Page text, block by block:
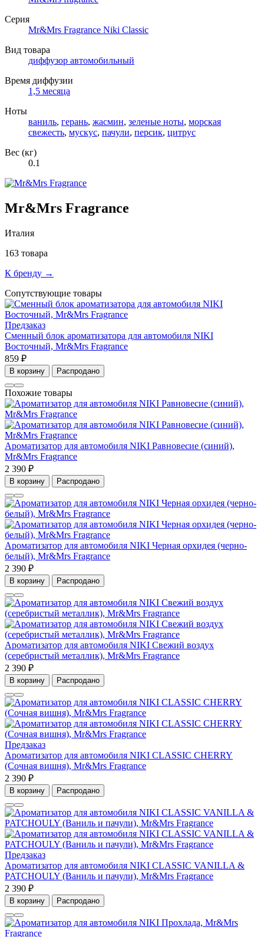
Серия
Mr&Mrs Fragrance Niki Classic
Вид товара
диффузор автомобильный
Время диффузии
1,5 месяца
Ноты
ваниль, герань, жасмин, зеленые ноты, морская
свежесть, мускус, пачули, персик, цитрус
Вес (кг)
0.1
Mr&Mrs Fragrance
Италия
163 товара
К бренду →
Сопутствующие товары
Предзаказ
Сменный блок ароматизатора для автомобиля NIKI
Восточный, Mr&Mrs Fragrance
859 ₽
В корзину Распродано
Похожие товары
Ароматизатор для автомобиля NIKI Равновесие (синий),
Mr&Mrs Fragrance
2 390 ₽
В корзину Распродано
Ароматизатор для автомобиля NIKI Черная орхидея (черно-
белый), Mr&Mrs Fragrance
2 390 ₽
В корзину Распродано
Ароматизатор для автомобиля NIKI Свежий воздух
(серебристый металлик), Mr&Mrs Fragrance
2 390 ₽
В корзину Распродано
Предзаказ
Ароматизатор для автомобиля NIKI CLASSIC CHERRY
(Сочная вишня), Mr&Mrs Fragrance
2 390 ₽
В корзину Распродано
Предзаказ
Ароматизатор для автомобиля NIKI CLASSIC VANILLA &
PATCHOULY (Ваниль и пачули), Mr&Mrs Fragrance
2 390 ₽
В корзину Распродано